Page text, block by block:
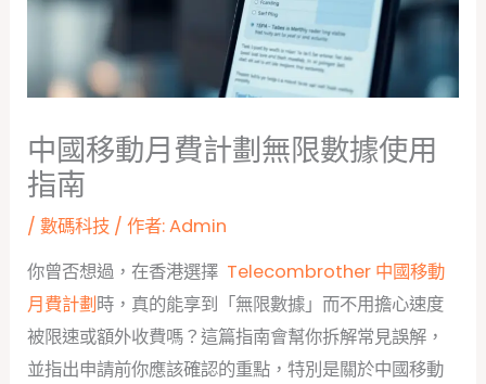
中國移動月費計劃無限數據使用
指南
/數碼科技 / 作者:Admin
你曾否想過，在香港選擇 Telecombrother 中國移動
月費計劃時，真的能享到「無限數據」而不用擔心速度
被限速或額外收費嗎？這篇指南會幫你拆解常見誤解，
並指出申請前你應該確認的重點，特別是關於中國移動